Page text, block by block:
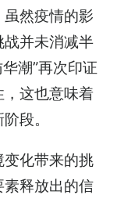
然疫情的影
并未消减半
潮”再次印证
这也意味着
段。
化带来的挑
释放出的信